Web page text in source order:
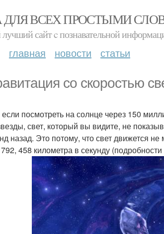
ДЛЯ ВСЕХ ПРОСТЫМИ
сайт c познавательной
главная новости статьи
со скоростью
посмотреть на солнце через 150
свет, который вы видите, не
назад. Это потому, что свет движется
458 километра в секунду